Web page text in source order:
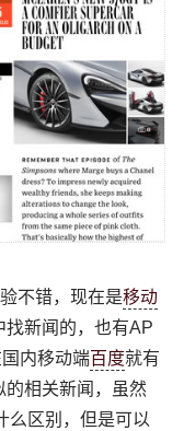
不错，现在是移动
找新闻的，也有AP
内移动端百度就有
的相关新闻，虽然
么区别，但是可以